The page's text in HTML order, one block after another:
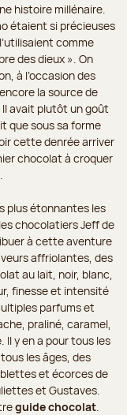
histoire millénaire.
étaient si précieuses
comme
des dieux ». On
à l’occasion des
la source de
Il avait plutôt un goût
que sous sa forme
cette denrée arriver
chocolat à croquer
plus étonnantes les
chocolatiers Jeff de
à cette aventure
affriolantes, des
au lait, noir, blanc,
finesse et intensité
parfums et
praliné, caramel,
Il y en a pour tous les
les âges, des
et écorces de
et Gustaves.
guide chocolat